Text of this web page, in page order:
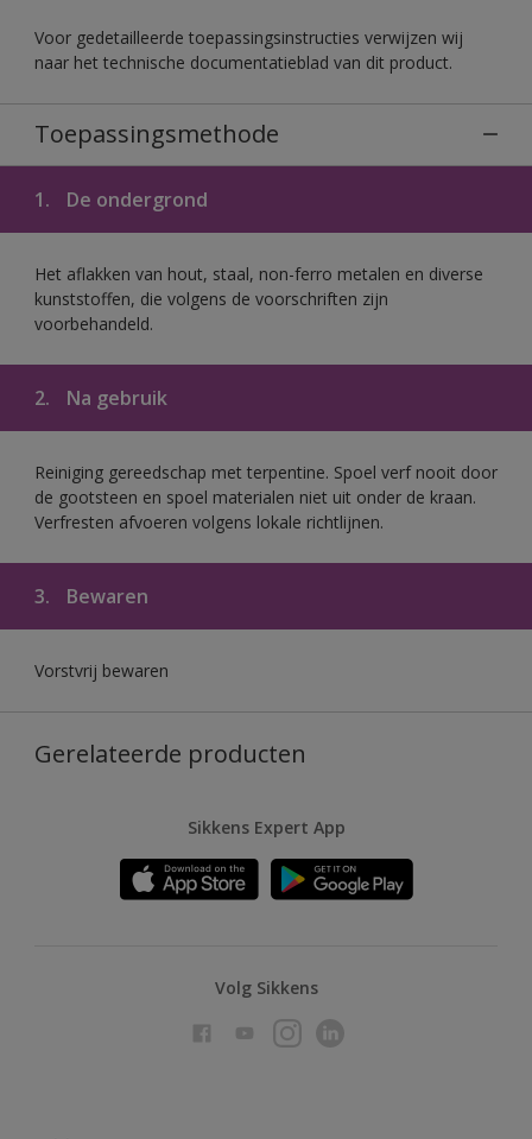
Voor gedetailleerde toepassingsinstructies verwijzen wij
naar het technische documentatieblad van dit product.
Toepassingsmethode
1. De ondergrond
Het aflakken van hout, staal, non-ferro metalen en diverse
kunststoffen, die volgens de voorschriften zijn
voorbehandeld.
2. Na gebruik
Reiniging gereedschap met terpentine. Spoel verf nooit door
de gootsteen en spoel materialen niet uit onder de kraan.
Verfresten afvoeren volgens lokale richtlijnen.
3. Bewaren
Vorstvrij bewaren
Gerelateerde producten
Sikkens Expert App
Volg Sikkens